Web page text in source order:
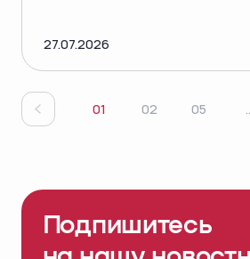
27.07.2026
01 02 05
Подпишитесь